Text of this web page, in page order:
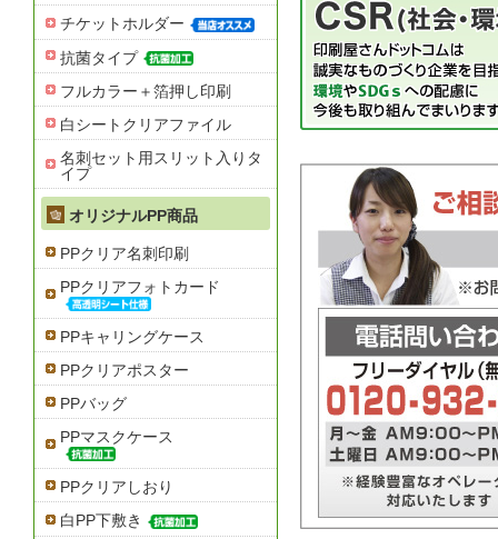
チケットホルダー
抗菌タイプ
フルカラー＋箔押し印刷
白シートクリアファイル
名刺セット用スリット入りタ
イプ
オリジナルPP商品
PPクリア名刺印刷
PPクリアフォトカード
PPキャリングケース
PPクリアポスター
PPバッグ
PPマスクケース
PPクリアしおり
白PP下敷き